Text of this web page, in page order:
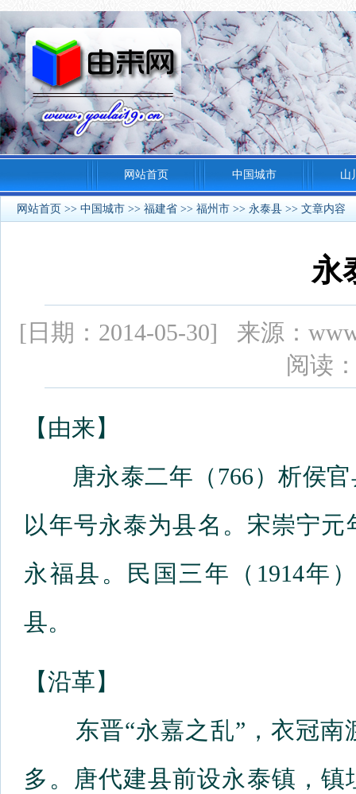
网站首页 中国城市 山
网站首页 >> 中国城市 >> 福建省 >> 福州市 >> 永泰县 >> 文章内容
永
[日期：2014-05-30] 来源：
阅读
【由来】
唐永泰二年（766）析侯官
以年号永泰为县名。宋崇宁元
永福县。民国三年（1914年
县。
【沿革】
东晋“永嘉之乱”，衣冠南
多。唐代建县前设永泰镇，